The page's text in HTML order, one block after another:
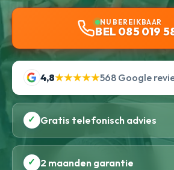
NU BEREIKBAAR
BEL 085 019
4,8★★★★★568 Google
✓ Gratis telefonisch advies
✓ 2 maanden garantie